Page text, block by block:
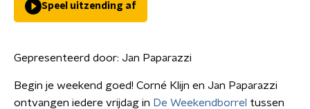
Speel uitzending af
Gepresenteerd door: Jan Paparazzi
Begin je weekend goed! Corné Klijn en Jan Paparazzi
ontvangen iedere vrijdag in De Weekendborrel tussen